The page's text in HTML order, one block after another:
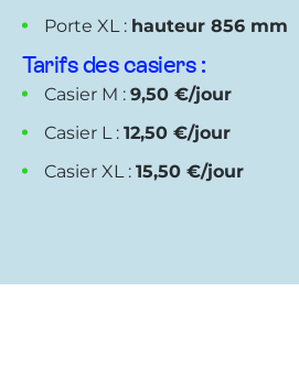
Porte XL : hauteur 856 mm
Tarifs des casiers :
Casier M : 9,50 €/jour
Casier L : 12,50 €/jour
Casier XL : 15,50 €/jour